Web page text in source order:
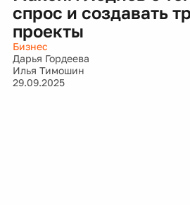
спрос и создавать
проекты
Бизнес
Дарья Гордеева
Илья Тимошин
29.09.2025